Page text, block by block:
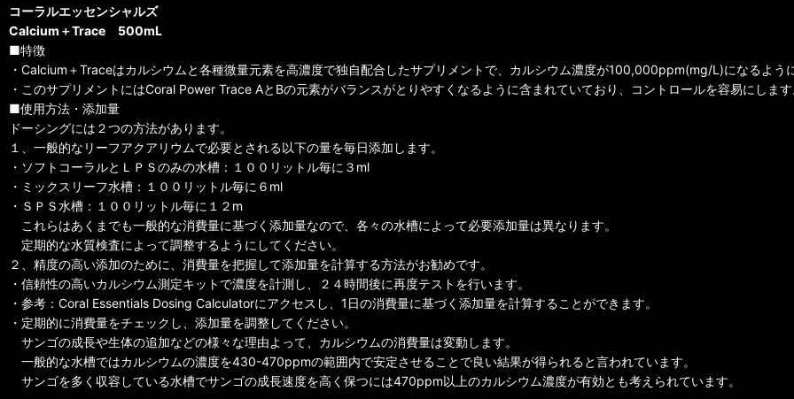
コーラルエッセンシャルズ
Calcium＋Trace 500mL
■特徴
・Calcium＋Traceはカルシウムと各種微量元素を高濃度で独自配合したサプリメントで、カルシウム濃度が100,000ppm(mg/L)になるよう
・このサプリメントにはCoral Power Trace AとBの元素がバランスがとりやすくなるように含まれていており、コントロールを容易にします
■使用方法・添加量
ドーシングには２つの方法があります。
１、一般的なリーフアクアリウムで必要とされる以下の量を毎日添加します。
・ソフトコーラルとＬＰＳのみの水槽：１００リットル毎に３ml
・ミックスリーフ水槽：１００リットル毎に６ml
・ＳＰＳ水槽：１００リットル毎に１２m
これらはあくまでも一般的な消費量に基づく添加量なので、各々の水槽によって必要添加量は異なります。
定期的な水質検査によって調整するようにしてください。
２、精度の高い添加のために、消費量を把握して添加量を計算する方法がお勧めです。
・信頼性の高いカルシウム測定キットで濃度を計測し、２４時間後に再度テストを行います。
・参考：Coral Essentials Dosing Calculatorにアクセスし、1日の消費量に基づく添加量を計算することができます。
・定期的に消費量をチェックし、添加量を調整してください。
サンゴの成長や生体の追加などの様々な理由よって、カルシウムの消費量は変動します。
一般的な水槽ではカルシウムの濃度を430-470ppmの範囲内で安定させることで良い結果が得られると言われています。
サンゴを多く収容している水槽でサンゴの成長速度を高く保つには470ppm以上のカルシウム濃度が有効とも考えられています。